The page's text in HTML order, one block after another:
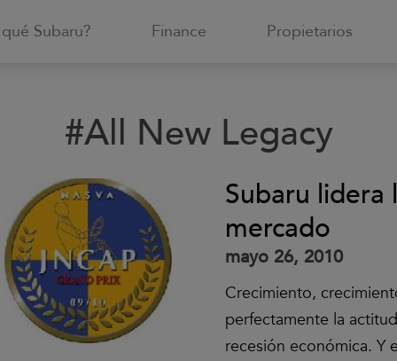
Subaru? Finance Propietarios
#All New Legacy
Subaru lidera
mercado
mayo 26, 2010
Crecimiento,
perfectamente la
recesión económica. Y